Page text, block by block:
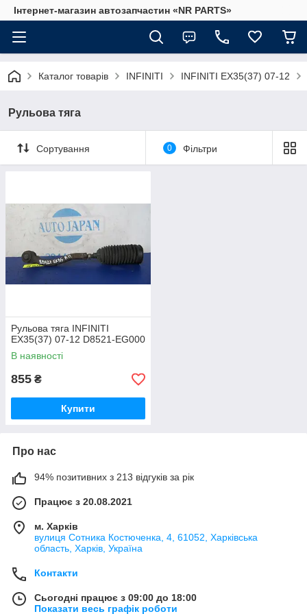
Інтернет-магазин автозапчастин «NR PARTS»
Каталог товарів INFINITI INFINITI EX35(37) 07-12
Рульова тяга
Сортування 0 Фільтри
Рульова тяга INFINITI
EX35(37) 07-12 D8521-EG000
В наявності
855 ₴
Купити
Про нас
94% позитивних з 213 відгуків за рік
Працює з 20.08.2021
м. Харків
вулиця Сотника Костюченка, 4, 61052, Харківська
область, Харків, Україна
Контакти
Сьогодні працює з 09:00 до 18:00
Показати весь графік роботи